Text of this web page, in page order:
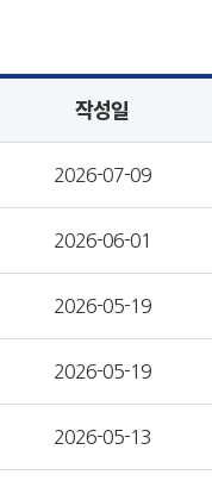
작성일
2026-07-09
2026-06-01
2026-05-19
2026-05-19
2026-05-13